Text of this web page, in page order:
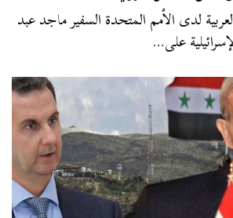
لدى الأمم المتحدة السفير ماجد عبد
على…